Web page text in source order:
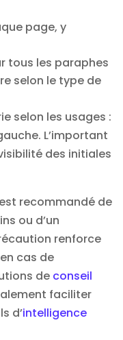
page, y
tous les paraphes
selon le type de
selon les usages :
L’important
des initiales
recommandé de
ou d’un
renforce
cas de
de conseil
faciliter
d’intelligence